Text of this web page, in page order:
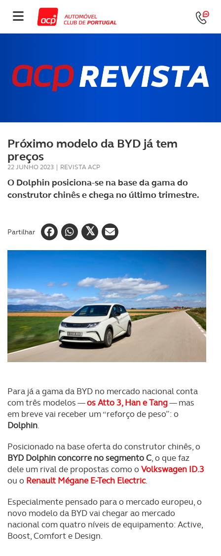
Próximo modelo da BYD já tem
preços
22 JUNHO 2023 | REVISTA ACP
O Dolphin posiciona-se na base da gama do
construtor chinês e chega no último trimestre.
Partilhar
Para já a gama da BYD no mercado nacional conta
com três modelos —os Atto 3, Han e Tang— mas
em breve vai receber um “reforço de peso”: o
Dolphin.
Posicionado na base oferta do construtor chinês, o
BYD Dolphin concorre no segmento C, o que faz
dele um rival de propostas como oVolkswagen ID.3
ou o Renault Mégane E-Tech Electric.
Especialmente pensado para o mercado europeu, o
novo modelo da BYD vai chegar ao mercado
nacional com quatro níveis de equipamento: Active,
Boost, Comfort e Design.